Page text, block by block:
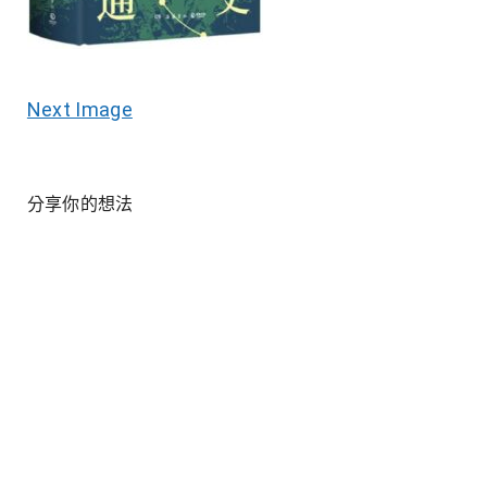
Next Image
分享你的想法